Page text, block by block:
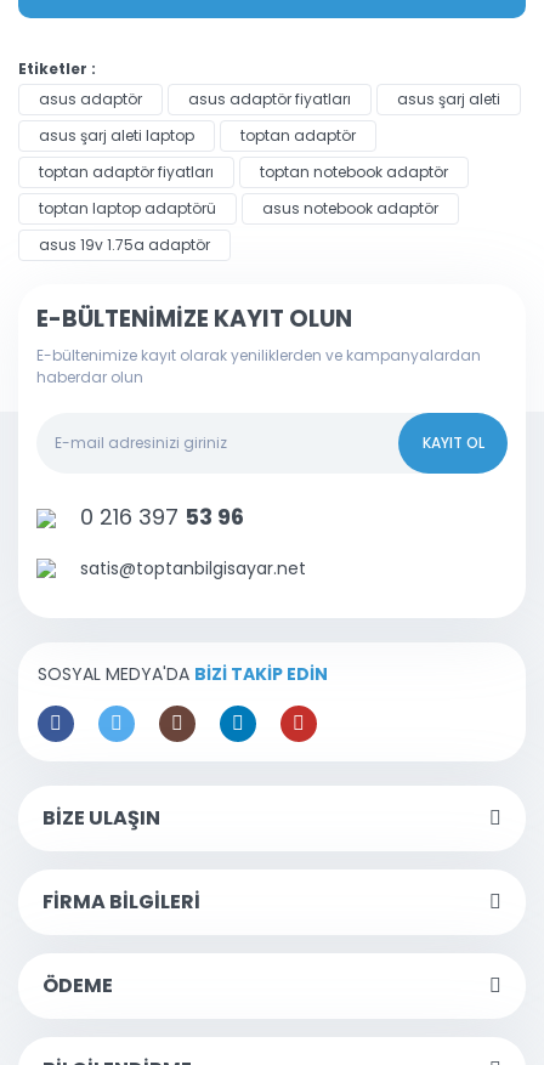
Etiketler :
asus adaptör
asus adaptör fiyatları
asus şarj aleti
asus şarj aleti laptop
toptan adaptör
toptan adaptör fiyatları
toptan notebook adaptör
toptan laptop adaptörü
asus notebook adaptör
asus 19v 1.75a adaptör
E-BÜLTENİMİZE KAYIT OLUN
E-bültenimize kayıt olarak yeniliklerden ve kampanyalardan
haberdar olun
KAYIT OL
0 216 397 53 96
satis@toptanbilgisayar.net
SOSYAL MEDYA'DA BİZİ TAKİP EDİN
BİZE ULAŞIN
FİRMA BİLGİLERİ
ÖDEME